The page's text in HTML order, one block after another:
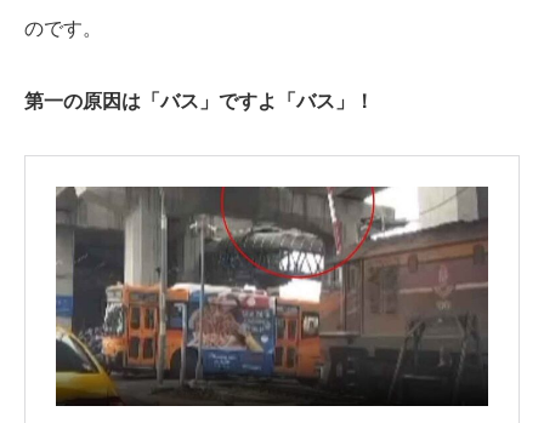
のです。
第一の原因は「バス」ですよ「バス」！